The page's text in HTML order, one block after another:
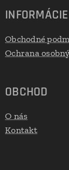
INFORMÁCIE
Obchodné
Ochrana
OBCHOD
O nás
Kontakt